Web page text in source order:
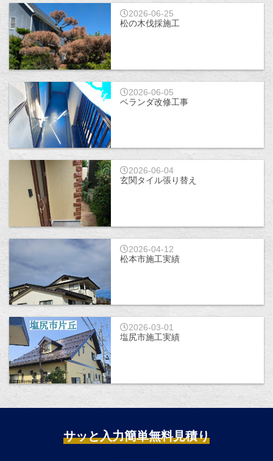
2026-06-25
松の木伐採施工
2026-06-05
ベランダ改修工事
2026-06-04
玄関タイル張り替え
2026-04-12
松本市施工実績
2026-03-01
塩尻市施工実績
サッと入力簡単無料見積り